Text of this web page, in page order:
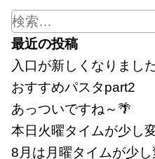
検
索:
最近の投稿
入口が新しくなりまし
おすすめパスタpart2
あっついですね～🌴
本日火曜タイムが少し
8月は月曜タイムが少